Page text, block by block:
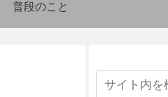
普段のこと